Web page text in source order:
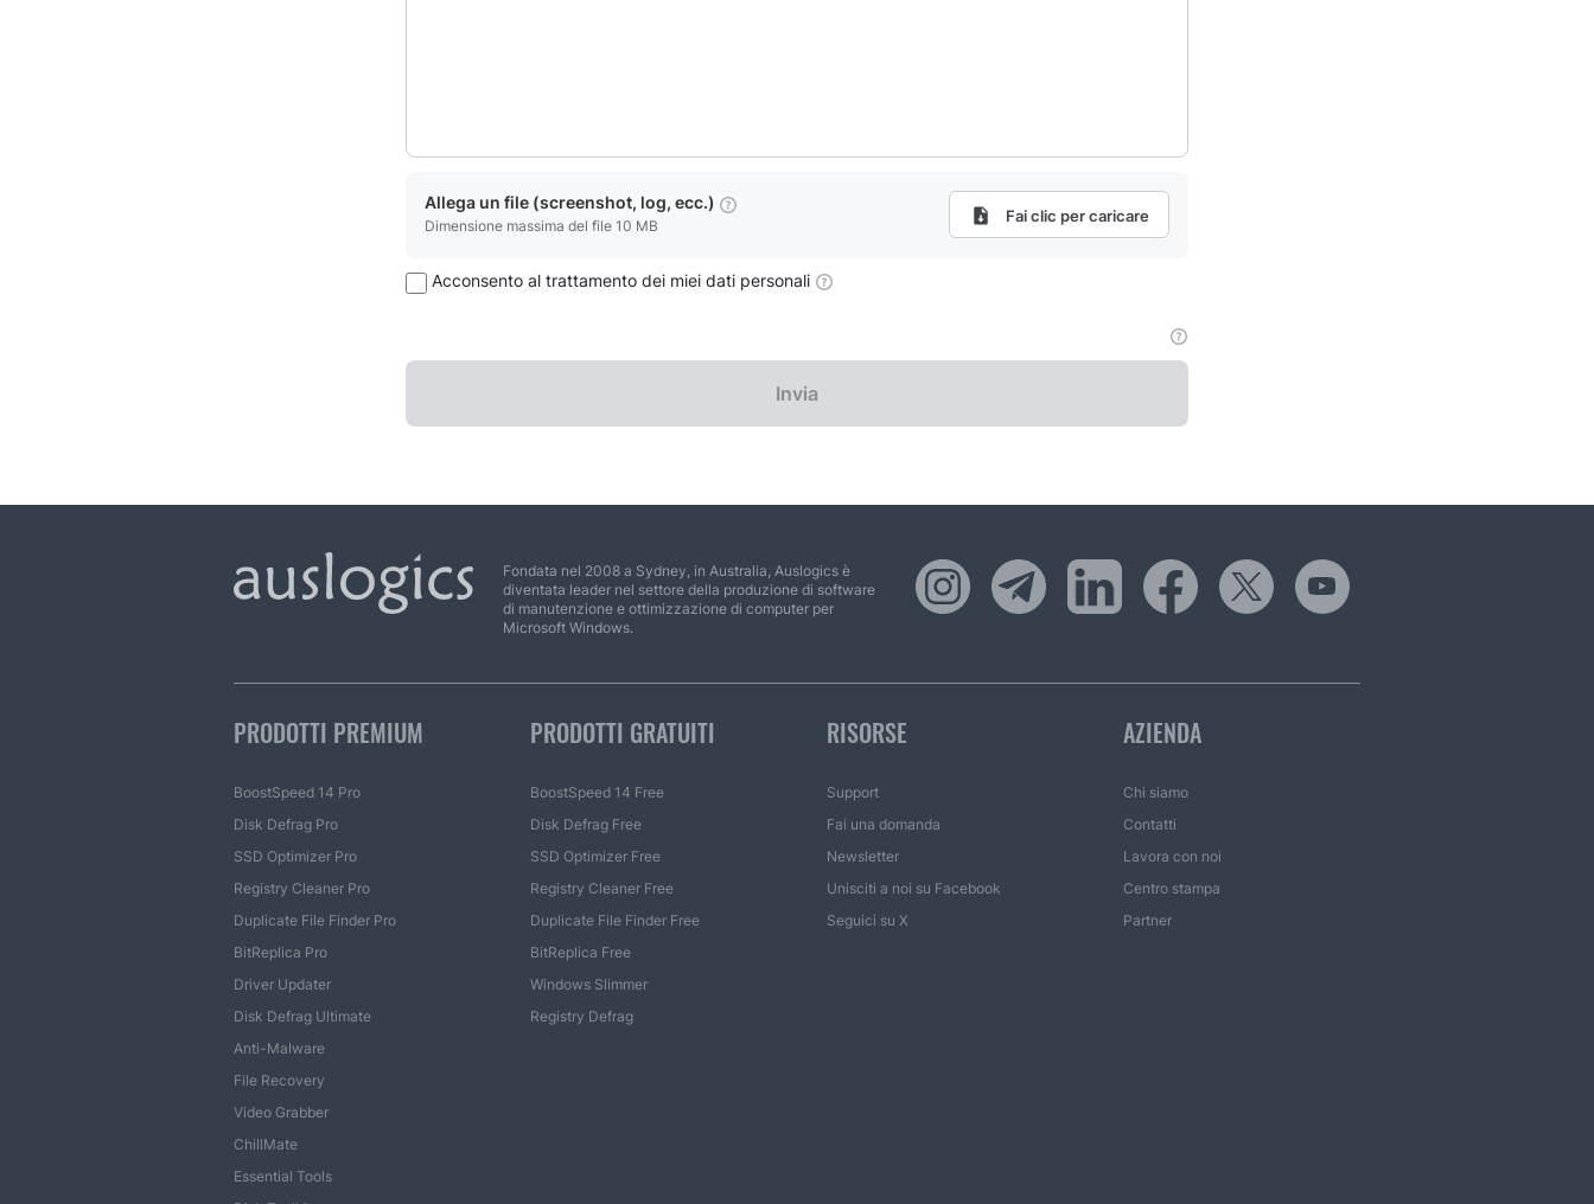
Allega un file (screenshot, log, ecc.)
Dimensione massima del file 10 MB
Fai clic per caricare
Acconsento al trattamento dei miei dati personali
Invia
Fondata nel 2008 a Sydney, in Australia, Auslogics è
diventata leader nel settore della produzione di software
di manutenzione e ottimizzazione di computer per
Microsoft Windows.
PRODOTTI PREMIUM
BoostSpeed 14 Pro
Disk Defrag Pro
SSD Optimizer Pro
Registry Cleaner Pro
Duplicate File Finder Pro
BitReplica Pro
Driver Updater
Disk Defrag Ultimate
Anti-Malware
File Recovery
Video Grabber
ChillMate
Essential Tools
PRODOTTI GRATUITI
BoostSpeed 14 Free
Disk Defrag Free
SSD Optimizer Free
Registry Cleaner Free
Duplicate File Finder Free
BitReplica Free
Windows Slimmer
Registry Defrag
RISORSE
Support
Fai una domanda
Newsletter
Unisciti a noi su Facebook
Seguici su X
AZIENDA
Chi siamo
Contatti
Lavora con noi
Centro stampa
Partner